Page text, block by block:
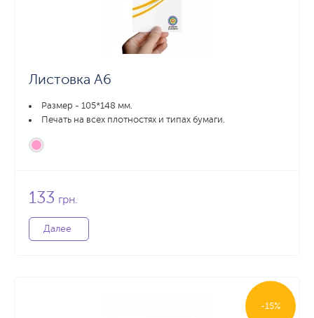
Листовка А6
Размер - 105*148 мм.
Печать на всех плотностях и типах бумаги.
133 грн.
Далее
-15%